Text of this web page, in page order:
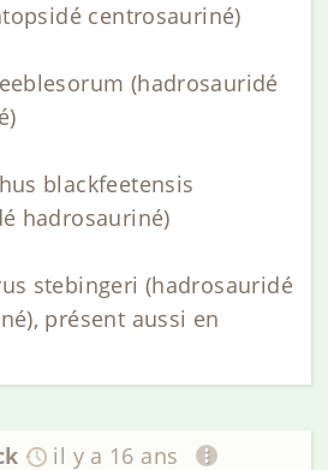
centrosauriné)
(hadrosauridé
blackfeetensis
hadrosauriné)
stebingeri (hadrosauridé
présent aussi en
il y a 16 ans